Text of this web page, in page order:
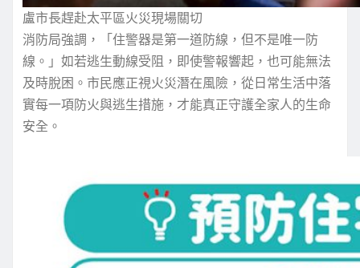
盧市長趕赴太平區火災現場關切
消防局強調，「住警器是第一道防線，但不是唯一防
線。」如若逃生動線受阻，即使警報響起，也可能無法
及時脫困。市民應正視火災潛在風險，從日常生活中落
實每一項防火與逃生措施，才能真正守護全家人的生命
安全。